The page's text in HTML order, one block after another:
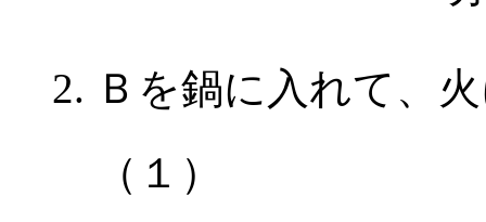
Ｂを鍋に入れて、
（１）